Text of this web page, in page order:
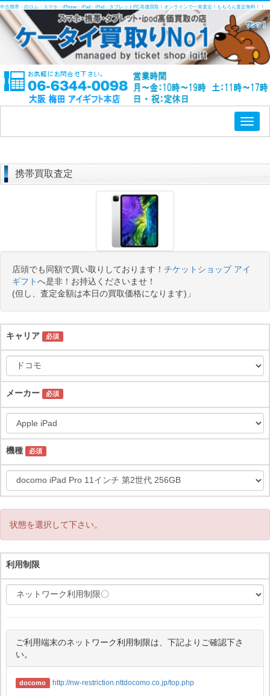
中古携帯・白ロム・スマホ・iPhone・iPad・iPod・タブレットPC高価買取！オンラインで一発査定！もちろん査定無料！！
携帯買取査定
店頭でも同額で買い取りしております！ チケットショップ アイ
ギフトへ是非！お持込くださいませ！
(但し、査定金額は本日の買取価格になります)」
キャリア 必須
メーカー 必須
機種 必須
状態を選択して下さい。
利用制限
ご利用端末のネットワーク利用制限は、下記よりご確認下さ
い。
docomo http://nw-restriction.nttdocomo.co.jp/top.php